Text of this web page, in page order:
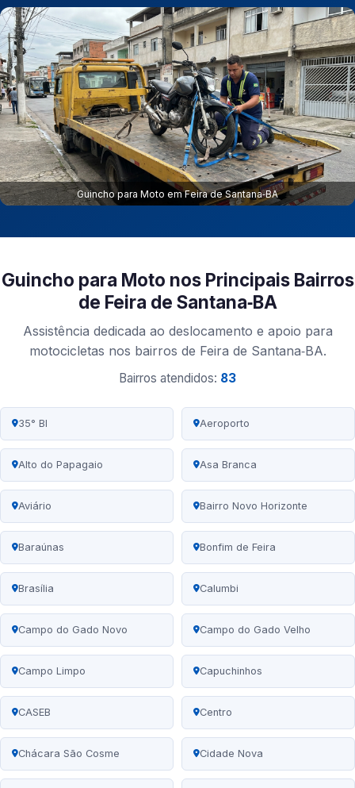
Guincho para Moto em Feira de Santana‑BA
Guincho para Moto nos Principais Bairros
de Feira de Santana‑BA
Assistência dedicada ao deslocamento e apoio para
motocicletas nos bairros de Feira de Santana‑BA.
Bairros atendidos: 83
35° BI Aeroporto
Alto do Papagaio Asa Branca
Aviário Bairro Novo Horizonte
Baraúnas Bonfim de Feira
Brasília Calumbi
Campo do Gado Novo Campo do Gado Velho
Campo Limpo Capuchinhos
CASEB Centro
Chácara São Cosme Cidade Nova